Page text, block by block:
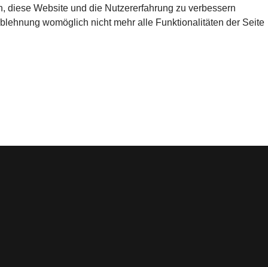
diese Website und die Nutzererfahrung zu verbessern
womöglich nicht mehr alle Funktionalitäten der Seite